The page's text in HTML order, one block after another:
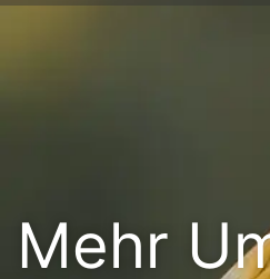
Mehr